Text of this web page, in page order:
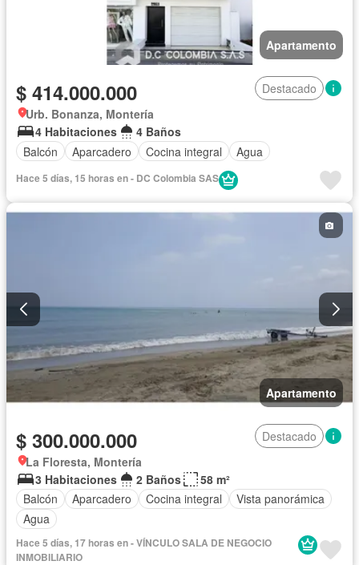
Apartamento
$ 414.000.000
Destacado
Urb. Bonanza, Montería
4 Habitaciones
4 Baños
Balcón
Aparcadero Cocina integral Agua
Hace 5 días, 15 horas en - DC Colombia SAS
Apartamento
$ 300.000.000
Destacado
La Floresta, Montería
3 Habitaciones
2 Baños
58 m²
Balcón
Aparcadero Cocina integral
Vista panorámica
Agua
Hace 5 días, 17 horas en - VÍNCULO SALA DE NEGOCIO
INMOBILIARIO